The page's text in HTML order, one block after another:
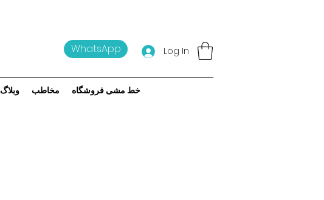
WhatsApp Log In
وبلاگ مخاطب خط مشی فروشگاه